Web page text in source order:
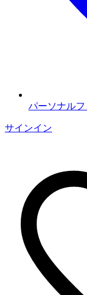
パーソナルフ
サインイン